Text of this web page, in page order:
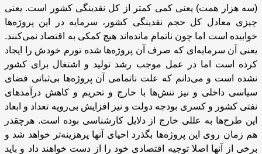
(سه هزار همت) یعنی کمی کمتر از کل نقدینگی کشور است. یعنی
چیزی معادل کل حجم نقدینگی کشور، سرمایه در این پروژه‌ها
خوابیده است اما چون ناتمام مانده‌اند هیچ کمکی به اقتصاد نمی‌کنند.
یعنی آن سرمایه‌ای که صرف آن پروژه‌ها شده تورم خودش را ایجاد
کرده است اما در عمل موجب رشد تولید و اشتغال برای کشور
نشده است و می‌دانم که علت ناتمامی آن پروژه‌ها بی‌ثباتی فضای
سیاسی داخلی و نیز تنش‌ها با خارج و تحریم و کاهش درآمدهای
نفتی کشور و کسری بودجه دولت و نیز افزایش بی‌رویه تعداد و ابعاد
این طرح‌ها به عللی خارج از دلایل کارشناسی بوده است. هر‌چقدر
هم زمان روی این پروژه‌ها بگذرد احیای آنها پرهزینه‌تر خواهد شد و
برخی از آنها اصلا توجیه اقتصادی خود را از دست خواهند داد و باید